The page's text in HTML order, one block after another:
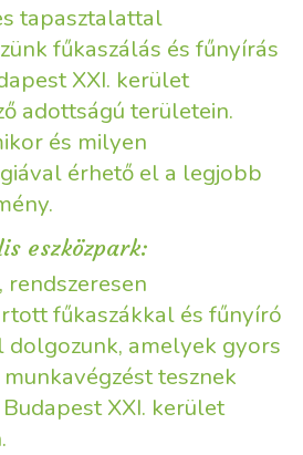
tapasztalattal
fűkaszálás és fűnyírás
XXI. kerület
adottságú területein.
és milyen
érhető el a legjobb
eszközpark:
rendszeresen
fűkaszákkal és fűnyíró
dolgozunk, amelyek gyors
tesznek
XXI. kerület